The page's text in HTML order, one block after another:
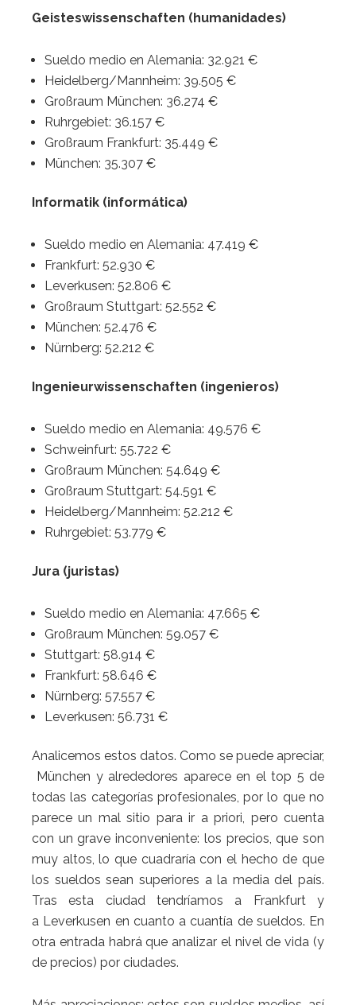
Geisteswissenschaften (humanidades)
Sueldo medio en Alemania: 32.921 €
Heidelberg/Mannheim: 39.505 €
Großraum München: 36.274 €
Ruhrgebiet: 36.157 €
Großraum Frankfurt: 35.449 €
München: 35.307 €
Informatik (informática)
Sueldo medio en Alemania: 47.419 €
Frankfurt: 52.930 €
Leverkusen: 52.806 €
Großraum Stuttgart: 52.552 €
München: 52.476 €
Nürnberg: 52.212 €
Ingenieurwissenschaften (ingenieros)
Sueldo medio en Alemania: 49.576 €
Schweinfurt: 55.722 €
Großraum München: 54.649 €
Großraum Stuttgart: 54.591 €
Heidelberg/Mannheim: 52.212 €
Ruhrgebiet: 53.779 €
Jura (juristas)
Sueldo medio en Alemania: 47.665 €
Großraum München: 59.057 €
Stuttgart: 58.914 €
Frankfurt: 58.646 €
Nürnberg: 57.557 €
Leverkusen: 56.731 €
Analicemos estos datos. Como se puede apreciar,
München y alrededores aparece en el top 5 de
todas las categorías profesionales, por lo que no
parece un mal sitio para ir a priori, pero cuenta
con un grave inconveniente: los precios, que son
muy altos, lo que cuadraría con el hecho de que
los sueldos sean superiores a la media del país.
Tras esta ciudad tendríamos a Frankfurt y
a Leverkusen en cuanto a cuantía de sueldos. En
otra entrada habrá que analizar el nivel de vida (y
de precios) por ciudades.